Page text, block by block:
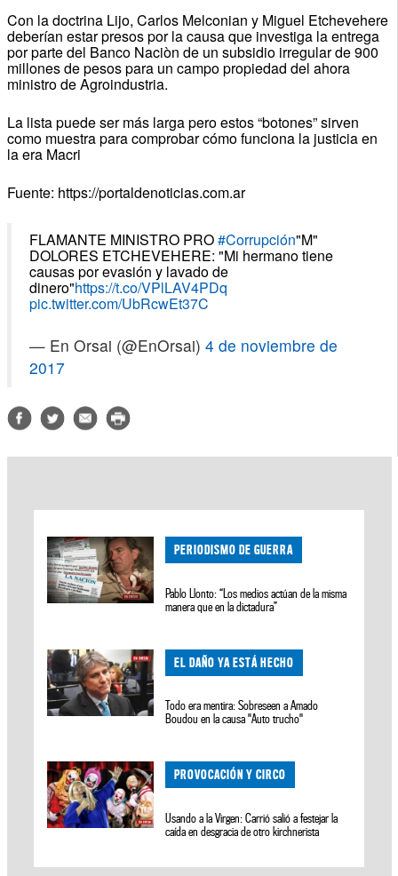
Con la doctrina Lijo, Carlos Melconian y Miguel Etchevehere
deberían estar presos por la causa que investiga la entrega
por parte del Banco Naciòn de un subsidio irregular de 900
millones de pesos para un campo propiedad del ahora
ministro de Agroindustria.
La lista puede ser más larga pero estos “botones” sirven
como muestra para comprobar cómo funciona la justicia en
la era Macri
Fuente: https://portaldenoticias.com.ar
FLAMANTE MINISTRO PRO#Corrupción"M"
DOLORES ETCHEVEHERE: "Mi hermano tiene
causas por evasión y lavado de
dinero"https://t.co/VPlLAV4PDq
pic.twitter.com/UbRcwEt37C
— En Orsai (@EnOrsai) 4 de noviembre de
2017
PERIODISMO DE GUERRA
Pablo Llonto: “Los medios actúan de la misma
manera que en la dictadura”
EL DAÑO YA ESTÁ HECHO
Todo era mentira: Sobreseen a Amado
Boudou en la causa "Auto trucho"
PROVOCACIÓN Y CIRCO
Usando a la Virgen: Carrió salió a festejar la
caída en desgracia de otro kirchnerista